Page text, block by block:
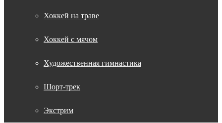
Хоккей на траве
Хоккей с мячом
Художественная гимнастика
Шорт-трек
Экстрим